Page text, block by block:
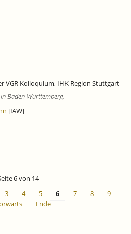
VGR Kolloquium, IHK Region Stuttgart
Baden-Württemberg.
[IAW]
6 von 14
3 4 5 6 7 8
9
Ende